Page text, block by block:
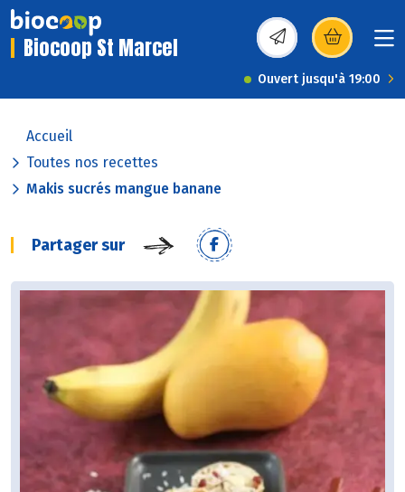
Biocoop St Marcel (s’ouvre dans une
Ouvert jusqu'à 19:00
Accueil
Toutes nos recettes
Makis sucrés mangue banane
Partager sur